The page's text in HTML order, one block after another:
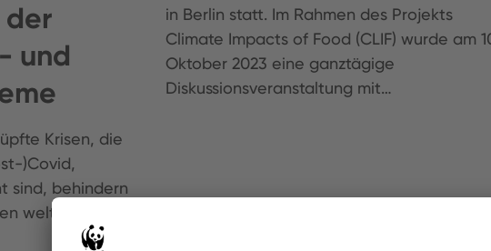
der
und
Krisen, die
)Covid,
sind, behindern
weltweit
in Berlin statt. Im Rahmen des Projekts
Climate Impacts of Food (CLIF) wurde am
Oktober 2023 eine ganztägige
Diskussionsveranstaltung mit…